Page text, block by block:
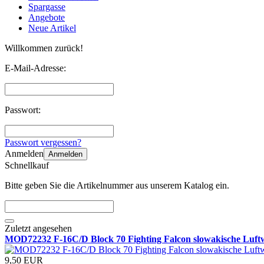
Spargasse
Angebote
Neue Artikel
Willkommen zurück!
E-Mail-Adresse:
Passwort:
Passwort vergessen?
Anmelden Anmelden
Schnellkauf
Bitte geben Sie die Artikelnummer aus unserem Katalog ein.
Zuletzt angesehen
MOD72232 F-16C/D Block 70 Fighting Falcon slowakische
9,50 EUR